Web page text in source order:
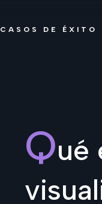
CASOS DE ÉXITO
Qué